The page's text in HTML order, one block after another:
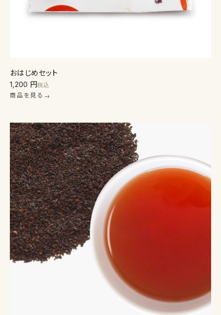
おはじめセット
1,200 円税込
商品を見る →